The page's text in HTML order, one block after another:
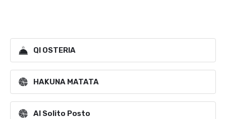
QI OSTERIA
HAKUNA MATATA
Al Solito Posto